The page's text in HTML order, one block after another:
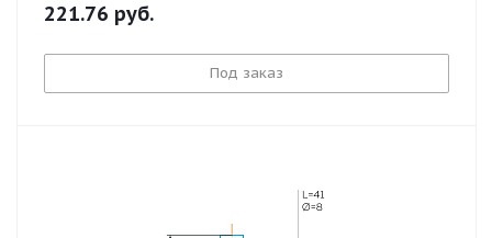
221.76 руб.
Под заказ